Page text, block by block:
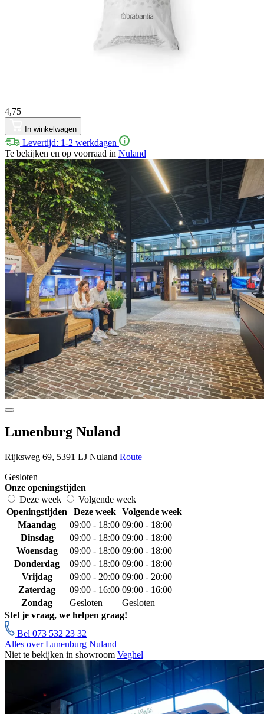
4,75
In winkelwagen
Levertijd: 1-2 werkdagen
Te bekijken en op voorraad in Nuland
Lunenburg Nuland
Rijksweg 69, 5391 LJ Nuland Route
Gesloten
Onze openingstijden
Deze week
Volgende week
Openingstijden
Deze week
Volgende week
Maandag
09:00 - 18:00 09:00 - 18:00
Dinsdag
09:00 - 18:00 09:00 - 18:00
Woensdag
09:00 - 18:00 09:00 - 18:00
Donderdag
09:00 - 18:00 09:00 - 18:00
Vrijdag
09:00 - 20:00 09:00 - 20:00
Zaterdag
09:00 - 16:00 09:00 - 16:00
Zondag
Gesloten
Gesloten
Stel je vraag, we helpen graag!
Bel 073 532 23 32
Alles over Lunenburg Nuland
Niet te bekijken in showroom Veghel